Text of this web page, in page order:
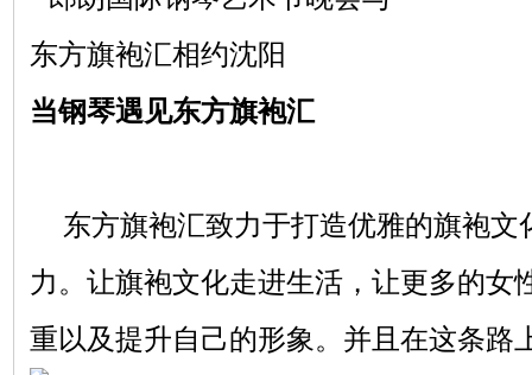
当钢琴遇见东方旗袍汇
东方旗袍汇致力于打造优雅的旗袍文
力。让旗袍文化走进生活，让更多的女
重以及提升自己的形象。并且在这条路